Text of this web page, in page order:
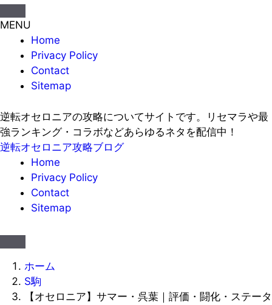
MENU
Home
Privacy Policy
Contact
Sitemap
逆転オセロニアの攻略についてサイトです。リセマラや最
強ランキング・コラボなどあらゆるネタを配信中！
逆転オセロニア攻略ブログ
Home
Privacy Policy
Contact
Sitemap
ホーム
S駒
【オセロニア】サマー・呉葉｜評価・闘化・ステータ